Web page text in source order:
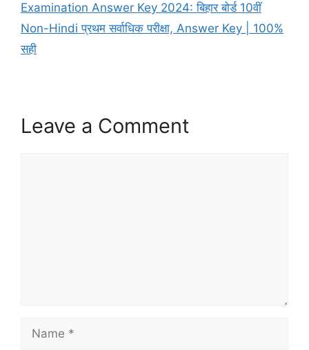
Examination Answer Key 2024: बिहार बोर्ड 10वीं
Non-Hindi प्रथम सर्वाधिक परीक्षा, Answer Key | 100%
सही
Leave a Comment
Name